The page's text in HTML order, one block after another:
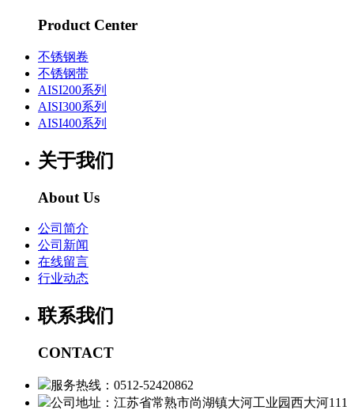
Product Center
不锈钢卷
不锈钢带
AISI200系列
AISI300系列
AISI400系列
关于我们
About Us
公司简介
公司新闻
在线留言
行业动态
联系我们
CONTACT
服务热线：0512-52420862
公司地址：江苏省常熟市尚湖镇大河工业园西大河111